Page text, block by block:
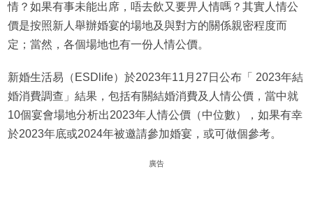
情？如果有事未能出席，唔去飲又要畀人情嗎？其實人情公
價是按照新人舉辦婚宴的場地及與對方的關係親密程度而
定；當然，各個場地也有一份人情公價。
新婚生活易（ESDlife）於2023年11月27日公布「 2023年結
婚消費調查」結果，包括有關結婚消費及人情公價，當中就
10個宴會場地分析出2023年人情公價（中位數），如果有幸
於2023年底或2024年被邀請參加婚宴，或可做個參考。
廣告